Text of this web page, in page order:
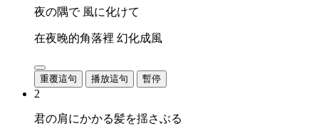
夜の隅で 風に化けて
在夜晚的角落裡 幻化成風
重覆這句 播放這句 暫停
2
君の肩にかかる髪を揺さぶる